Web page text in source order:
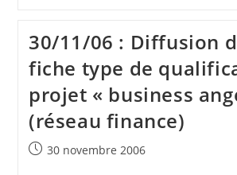
D’une
Conférence
Sur
Le
Télétravail
30/11/06 : Diffusion
fiche type de
projet « business
(réseau finance)
Publication
30 novembre 2006